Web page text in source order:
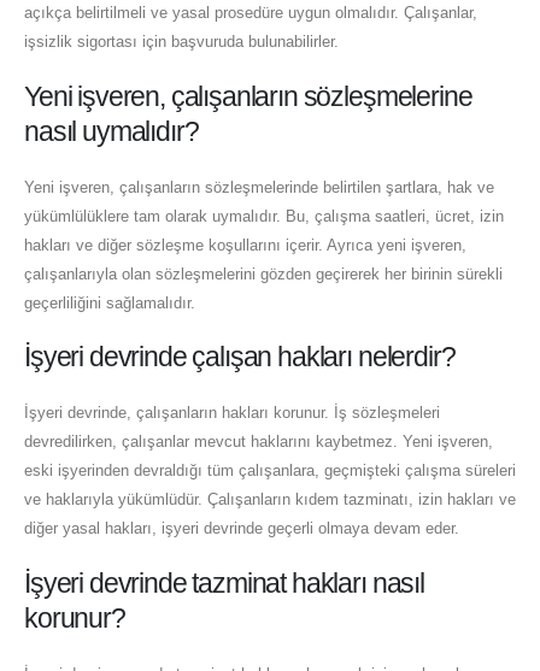
açıkça belirtilmeli ve yasal prosedüre uygun olmalıdır. Çalışanlar,
işsizlik sigortası için başvuruda bulunabilirler.
Yeni işveren, çalışanların sözleşmelerine
nasıl uymalıdır?
Yeni işveren, çalışanların sözleşmelerinde belirtilen şartlara, hak ve
yükümlülüklere tam olarak uymalıdır. Bu, çalışma saatleri, ücret, izin
hakları ve diğer sözleşme koşullarını içerir. Ayrıca yeni işveren,
çalışanlarıyla olan sözleşmelerini gözden geçirerek her birinin sürekli
geçerliliğini sağlamalıdır.
İşyeri devrinde çalışan hakları nelerdir?
İşyeri devrinde, çalışanların hakları korunur. İş sözleşmeleri
devredilirken, çalışanlar mevcut haklarını kaybetmez. Yeni işveren,
eski işyerinden devraldığı tüm çalışanlara, geçmişteki çalışma süreleri
ve haklarıyla yükümlüdür. Çalışanların kıdem tazminatı, izin hakları ve
diğer yasal hakları, işyeri devrinde geçerli olmaya devam eder.
İşyeri devrinde tazminat hakları nasıl
korunur?